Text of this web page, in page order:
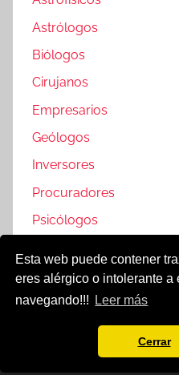
Esta web puede contener
eres alérgico o intolerante a
navegando!!!
Leer más
Cerrar
Astrólogos
Biólogos
Cirujanos
Empresarios
Geólogos
Inversores
Procuradores
Psicólogos
Política de Cookies